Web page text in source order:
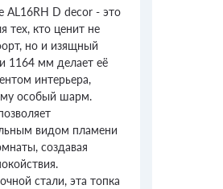
AL16RH D decor - это
тех, кто ценит не
но и изящный
1164 мм делает её
интерьера,
особый шарм.
видом пламени
создавая
стали, эта топка